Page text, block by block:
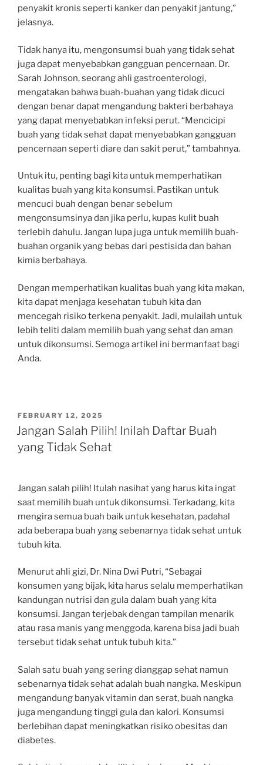
penyakit kronis seperti kanker dan penyakit jantung,”
jelasnya.
Tidak hanya itu, mengonsumsi buah yang tidak sehat
juga dapat menyebabkan gangguan pencernaan. Dr.
Sarah Johnson, seorang ahli gastroenterologi,
mengatakan bahwa buah-buahan yang tidak dicuci
dengan benar dapat mengandung bakteri berbahaya
yang dapat menyebabkan infeksi perut. “Mencicipi
buah yang tidak sehat dapat menyebabkan gangguan
pencernaan seperti diare dan sakit perut,” tambahnya.
Untuk itu, penting bagi kita untuk memperhatikan
kualitas buah yang kita konsumsi. Pastikan untuk
mencuci buah dengan benar sebelum
mengonsumsinya dan jika perlu, kupas kulit buah
terlebih dahulu. Jangan lupa juga untuk memilih buah-
buahan organik yang bebas dari pestisida dan bahan
kimia berbahaya.
Dengan memperhatikan kualitas buah yang kita makan,
kita dapat menjaga kesehatan tubuh kita dan
mencegah risiko terkena penyakit. Jadi, mulailah untuk
lebih teliti dalam memilih buah yang sehat dan aman
untuk dikonsumsi. Semoga artikel ini bermanfaat bagi
Anda.
POSTED
ON
FEBRUARY 12, 2025
Jangan Salah Pilih! Inilah Daftar Buah
yang Tidak Sehat
Jangan salah pilih! Itulah nasihat yang harus kita ingat
saat memilih buah untuk dikonsumsi. Terkadang, kita
mengira semua buah baik untuk kesehatan, padahal
ada beberapa buah yang sebenarnya tidak sehat untuk
tubuh kita.
Menurut ahli gizi, Dr. Nina Dwi Putri, “Sebagai
konsumen yang bijak, kita harus selalu memperhatikan
kandungan nutrisi dan gula dalam buah yang kita
konsumsi. Jangan terjebak dengan tampilan menarik
atau rasa manis yang menggoda, karena bisa jadi buah
tersebut tidak sehat untuk tubuh kita.”
Salah satu buah yang sering dianggap sehat namun
sebenarnya tidak sehat adalah buah nangka. Meskipun
mengandung banyak vitamin dan serat, buah nangka
juga mengandung tinggi gula dan kalori. Konsumsi
berlebihan dapat meningkatkan risiko obesitas dan
diabetes.